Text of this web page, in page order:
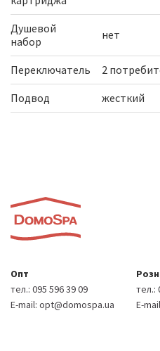
Душевой
набор
нет
Переключатель
2
Подвод
жесткий
Опт
тел.: 095 596 39 09
E-mail: opt@domospa.ua
тел.:
E-